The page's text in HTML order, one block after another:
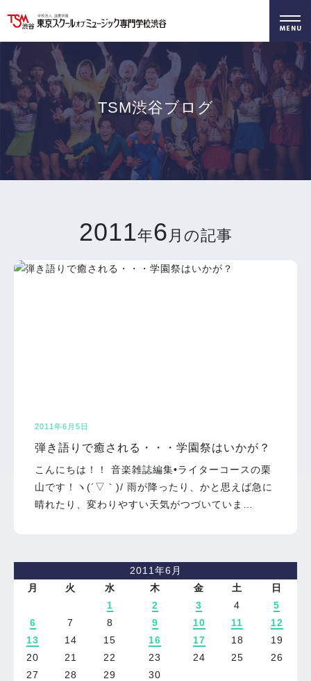
学科・専攻 資料請求 オープンキャンパス
TSM渋谷ブログ
2011年6 月の記事
2011年6月5日
弾き語りで癒される・・・学園祭はいかが？
こんにちは！！ 音楽雑誌編集•ライターコースの栗
山です！ヽ(´▽｀)/ 雨が降ったり、かと思えば急に
晴れたり、変わりやすい天気がつづいていま…
2011年6月
月
火 水 木 金 土 日
1 2 3 4
5
6
7 8 9 10 11
12
13
14 15 16 17 18
19
20
21 22 23 24 25
26
27
28 29 30